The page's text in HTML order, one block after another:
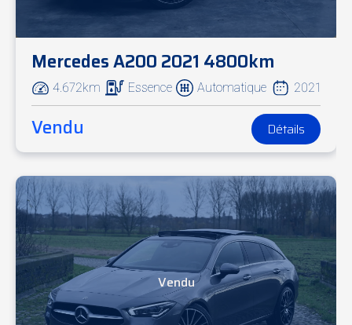
Mercedes A200 2021 4800km
4.672km Essence Automatique 2021
Vendu Détails
Vendu